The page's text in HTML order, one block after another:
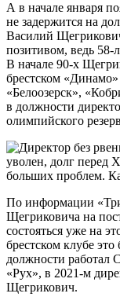
А в начале января
не задержится на
Василий
позитивом, ведь 58-
В начале 90-х
брестском
«Белоозерск»,
в должности
олимпийского
По информации
Щегриковича на
состояться уже на
брестском клубе это
должности работал
«Рух», в 2021-м
Щегрикович.